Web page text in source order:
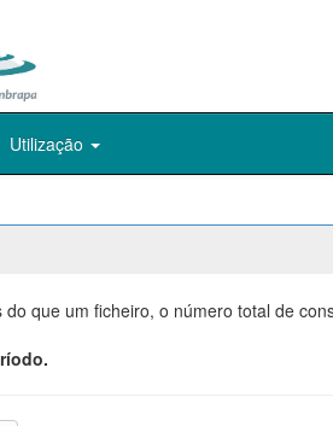
Utilização
que um ficheiro, o número total de